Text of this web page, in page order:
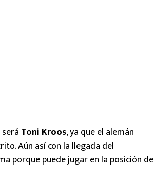
será Toni Kroos, ya que el alemán
Aún así con la llegada del
porque puede jugar en la posición de